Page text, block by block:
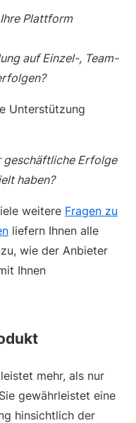
Plattform
auf Einzel-, Team-
Unterstützung
geschäftliche Erfolge
haben?
weitere Fragen zu
liefern Ihnen alle
wie der Anbieter
Ihnen
mehr, als nur
gewährleistet eine
hinsichtlich der